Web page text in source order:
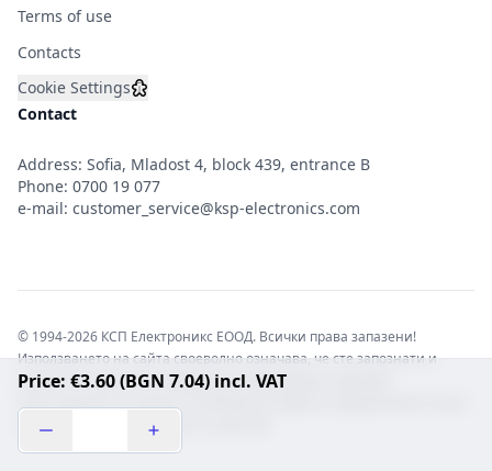
Price: €3.60 (BGN 7.04) incl. VAT
Terms of use
Contacts
Cookie Settings
Contact
Address: Sofia, Mladost 4, block 439, entrance B
Phone: 0700 19 077
e-mail: customer_service@ksp-electronics.com
© 1994-2026 КСП Електроникс ЕООД. Всички права запазени!
Използването на сайта своеволно означава, че сте запознати и
съгласни с правната информация обвързваща софтуера.
отговорност с цялата сила на закона!b